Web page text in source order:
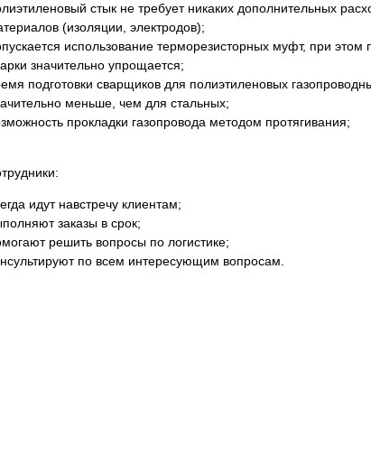
стык не требует никаких дополнительных
(изоляции, электродов);
использование терморезисторных муфт, при этом
значительно упрощается;
подготовки сварщиков для полиэтиленовых
меньше, чем для стальных;
прокладки газопровода методом протягивания;
идут навстречу клиентам;
заказы в срок;
решить вопросы по логистике;
по всем интересующим вопросам.